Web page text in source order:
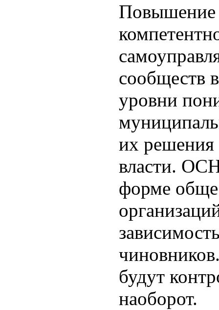
Повышение
сообществ
уровни
их решения
власти.
форме
будут
наоборот.